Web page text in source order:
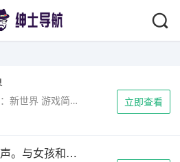
游戏名字: 火影：新世界 游戏简介: 天道崩坏，忍界秩序倾覆。作为肩负复兴使命的忍者指挥官，您将横跨木叶隐村、晓组织、五影联盟等势力，在恢弘的横版卷轴世界中集结传奇忍者，重写血与火的史诗。 独创「卡牌羁绊…… 立即查看
[奇点] 夏日之声。与女孩和御宅族的秘密课后生活。 [シン・ギュラリティー] 夏ノ音。ギャルと、オタクと、秘密の放課後。